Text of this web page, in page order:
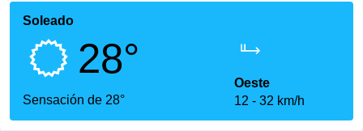
por
que se
calidad.
a este
las
Soleado
28°
Sensación de 28°
Oeste
12
32 km/h